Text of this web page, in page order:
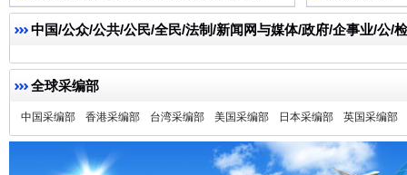
中国/公众/公共/公民/全民/法制/新闻网与媒体/政府/企事业/公/
全球采编部
中国采编部 香港采编部 台湾采编部 美国采编部 日本采编部 英国采编部